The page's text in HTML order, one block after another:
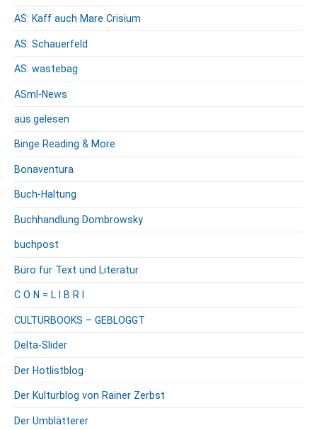
AS: Kaff auch Mare Crisium
AS: Schauerfeld
AS: wastebag
ASml-News
aus.gelesen
Binge Reading & More
Bonaventura
Buch-Haltung
Buchhandlung Dombrowsky
buchpost
Büro für Text und Literatur
C O N = L I B R I
CULTURBOOKS – GEBLOGGT
Delta-Slider
Der Hotlistblog
Der Kulturblog von Rainer Zerbst
Der Umblätterer